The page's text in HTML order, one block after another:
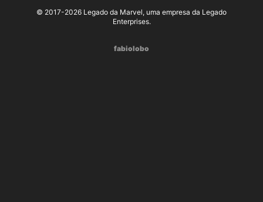
© 2017-2026 Legado da Marvel, uma empresa da Legado
Enterprises.
fabiolobo